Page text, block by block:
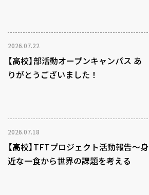
2026.07.22
【高校】部活動オープンキャンパス あ
りがとうございました！
2026.07.18
【高校】TFTプロジェクト活動報告～身
近な一食から世界の課題を考える